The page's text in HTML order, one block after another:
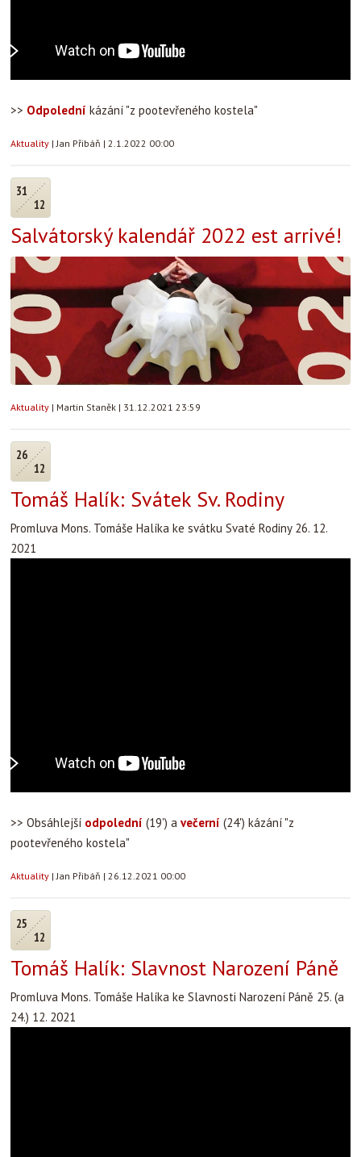
>> Odpolední kázání "z pootevřeného kostela"
Aktuality |Jan Přibáň | 2.1.2022 00:00
31
12
Salvátorský kalendář 2022 est arrivé!
Aktuality | Martin Staněk | 31.12.2021 23:59
26
12
Tomáš Halík: Svátek Sv. Rodiny
Promluva Mons. Tomáše Halíka ke svátku Svaté Rodiny 26. 12.
2021
>> Obsáhlejší odpolední (19') a večerní (24') kázání "z
pootevřeného kostela"
Aktuality |Jan Přibáň | 26.12.2021 00:00
25
12
Tomáš Halík: Slavnost Narození Páně
Promluva Mons. Tomáše Halíka ke Slavnosti Narození Páně 25. (a
24.) 12. 2021